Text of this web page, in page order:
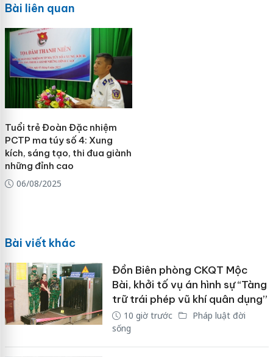
Bài liên quan
Tuổi trẻ Đoàn Đặc nhiệm
PCTP ma túy số 4: Xung
kích, sáng tạo, thi đua giành
những đỉnh cao
06/08/2025
Bài viết khác
Đồn Biên phòng CKQT Mộc
Bài, khởi tố vụ án hình sự “Tàng
trữ trái phép vũ khí quân dụng”
10 giờ trước
Pháp luật đời
sống